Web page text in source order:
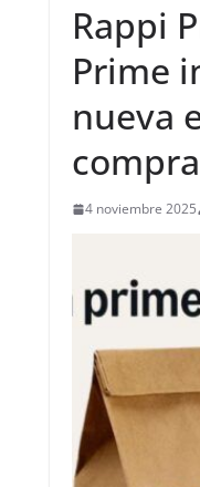
Rappi
Prime
nueva
4 noviembre 2025